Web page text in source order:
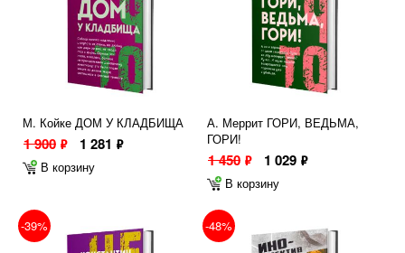
М. Койке ДОМ У КЛАДБИЩА
1 900 ф 1 281 ф
В корзину
А. Меррит ГОРИ, ВЕДЬМА,
ГОРИ!
1 450 ф 1 029 ф
В корзину
-39% -48%